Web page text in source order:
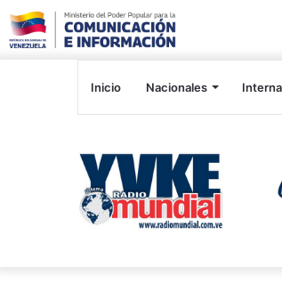
Inicio Nacionales